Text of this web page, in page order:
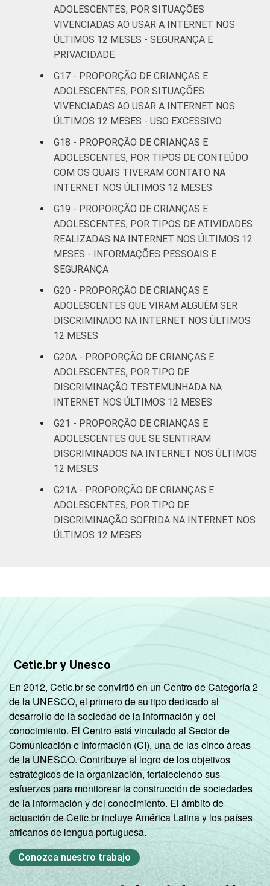
ADOLESCENTES, POR SITUAÇÕES
VIVENCIADAS AO USAR A INTERNET NOS
ÚLTIMOS 12 MESES - SEGURANÇA E
PRIVACIDADE
G17 - PROPORÇÃO DE CRIANÇAS E
ADOLESCENTES, POR SITUAÇÕES
VIVENCIADAS AO USAR A INTERNET NOS
ÚLTIMOS 12 MESES - USO EXCESSIVO
G18 - PROPORÇÃO DE CRIANÇAS E
ADOLESCENTES, POR TIPOS DE CONTEÚDO
COM OS QUAIS TIVERAM CONTATO NA
INTERNET NOS ÚLTIMOS 12 MESES
G19 - PROPORÇÃO DE CRIANÇAS E
ADOLESCENTES, POR TIPOS DE ATIVIDADES
REALIZADAS NA INTERNET NOS ÚLTIMOS 12
MESES - INFORMAÇÕES PESSOAIS E
SEGURANÇA
G20 - PROPORÇÃO DE CRIANÇAS E
ADOLESCENTES QUE VIRAM ALGUÉM SER
DISCRIMINADO NA INTERNET NOS ÚLTIMOS
12 MESES
G20A - PROPORÇÃO DE CRIANÇAS E
ADOLESCENTES, POR TIPO DE
DISCRIMINAÇÃO TESTEMUNHADA NA
INTERNET NOS ÚLTIMOS 12 MESES
G21 - PROPORÇÃO DE CRIANÇAS E
ADOLESCENTES QUE SE SENTIRAM
DISCRIMINADOS NA INTERNET NOS ÚLTIMOS
12 MESES
G21A - PROPORÇÃO DE CRIANÇAS E
ADOLESCENTES, POR TIPO DE
DISCRIMINAÇÃO SOFRIDA NA INTERNET NOS
ÚLTIMOS 12 MESES
Cetic.br y Unesco
En 2012, Cetic.br se convirtió en un Centro de Categoría 2
de la UNESCO, el primero de su tipo dedicado al
desarrollo de la sociedad de la información y del
conocimiento. El Centro está vinculado al Sector de
Comunicación e Información (CI), una de las cinco áreas
de la UNESCO. Contribuye al logro de los objetivos
estratégicos de la organización, fortaleciendo sus
esfuerzos para monitorear la construcción de sociedades
de la información y del conocimiento. El ámbito de
actuación de Cetic.br incluye América Latina y los países
africanos de lengua portuguesa.
Conozca nuestro trabajo